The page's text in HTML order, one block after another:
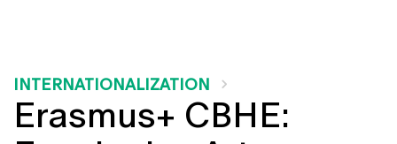
INTERNATIONALIZATION
Erasmus+ CBHE: